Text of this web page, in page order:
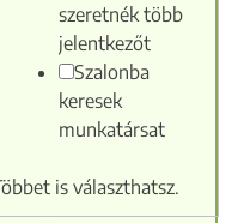
szeretnék több
jelentkezőt
Szalonba
keresek
munkatársat
is választhatsz.